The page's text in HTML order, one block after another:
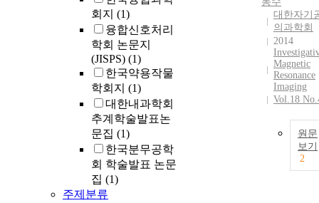
회지 (1)
융합신호처리
학회 논문지
(JISPS) (1)
한국약용작물
학회지 (1)
대한내과학회
추계학술발표논
문집 (1)
한국분무공학
회 학술발표 논문
집 (1)
주제분류
대한자기
의과학회
2014
Magnetic
Resonance
Imaging
Vol.18
원문
보기
2